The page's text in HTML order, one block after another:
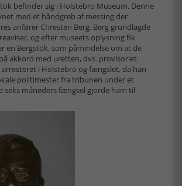
befinder sig i Holstebro Museum. Denne
med et håndgreb af messing der
anfører Chresten Berg. Berg grundlagde
og efter museets oplysning fik
en Bergstok, som påmindelse om at de
akkord med uretten, dvs. provisoriet.
arresteret i Holstebro og fængslet, da han
politimester fra tribunen under et
seks måneders fængsel gjorde ham til